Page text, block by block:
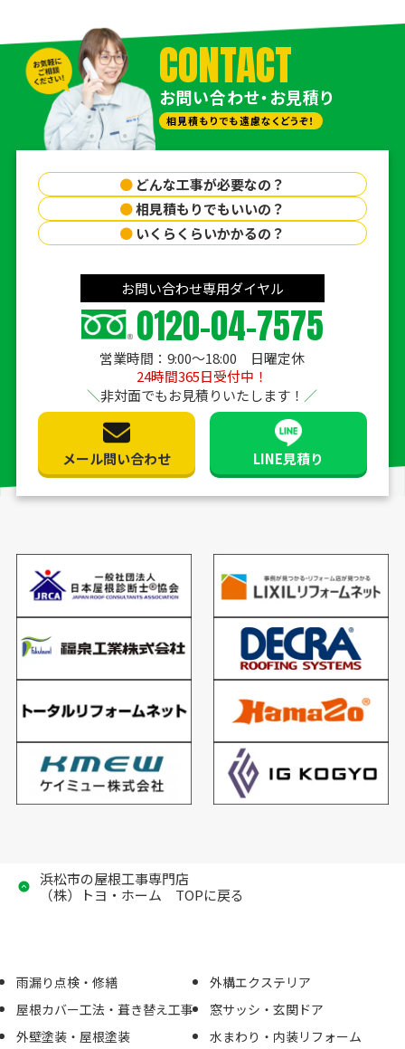
CONTACT
お問い合わせ・お見積り
相見積もりでも遠慮なくどうぞ！
● どんな工事が必要なの？
●相見積もりでもいいの？
● いくらくらいかかるの？
お問い合わせ専用ダイヤル
0120-04-7575
営業時間：9:00〜18:00 日曜定休
24時間365日受付中！
非対面でもお見積りいたします！
メール問い合わせ LINE見積り
浜松市の屋根工事専門店
（株）トヨ・ホーム TOPに戻る
雨漏り点検・修繕
屋根カバー工法・葺き替え工事
外壁塗装・屋根塗装
外構エクステリア
窓サッシ・玄関ドア
水まわり・内装リフォーム